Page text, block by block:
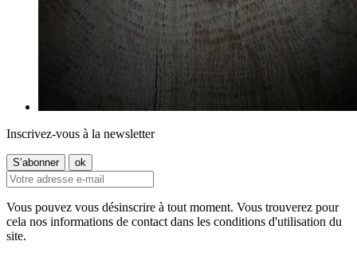
Inscrivez-vous à la newsletter
Vous pouvez vous désinscrire à tout moment. Vous trouverez pour
cela nos informations de contact dans les conditions d'utilisation du
site.